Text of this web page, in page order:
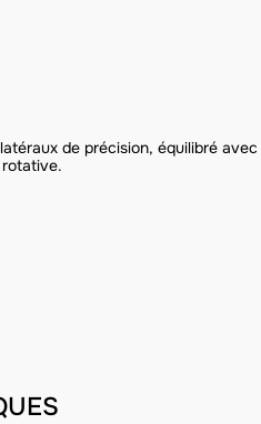
de précision, équilibré